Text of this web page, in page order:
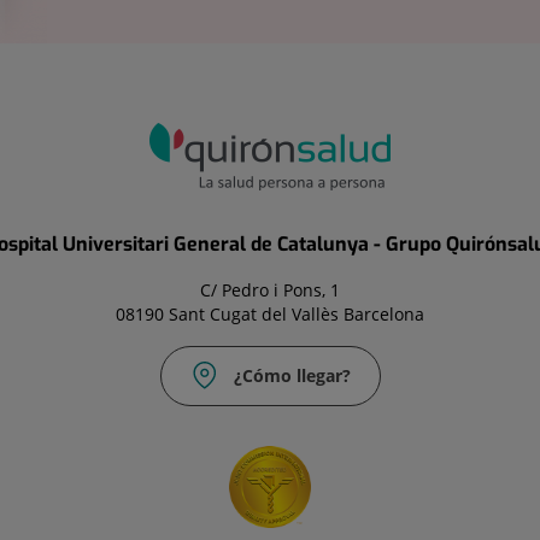
Universitari General de Catalunya - Grupo
C/ Pedro i Pons, 1
08190 Sant Cugat del Vallès Barcelona
¿Cómo llegar?